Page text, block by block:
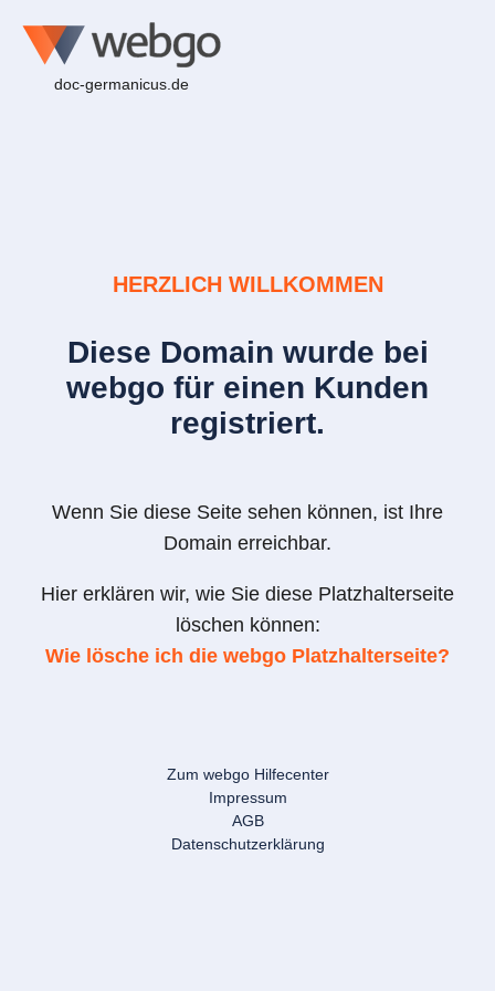
doc-germanicus.de
HERZLICH WILLKOMMEN
Diese Domain wurde bei
webgo für einen Kunden
registriert.
Wenn Sie diese Seite sehen können, ist Ihre
Domain erreichbar.
Hier erklären wir, wie Sie diese Platzhalterseite
löschen können:
Wie lösche ich die webgo Platzhalterseite?
Zum webgo Hilfecenter
Impressum
AGB
Datenschutzerklärung